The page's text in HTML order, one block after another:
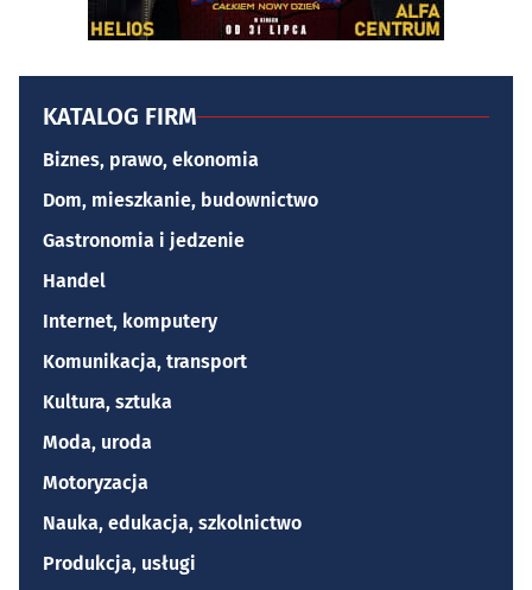
KATALOG FIRM
Biznes, prawo, ekonomia
Dom, mieszkanie, budownictwo
Gastronomia i jedzenie
Handel
Internet, komputery
Komunikacja, transport
Kultura, sztuka
Moda, uroda
Motoryzacja
Nauka, edukacja, szkolnictwo
Produkcja, usługi